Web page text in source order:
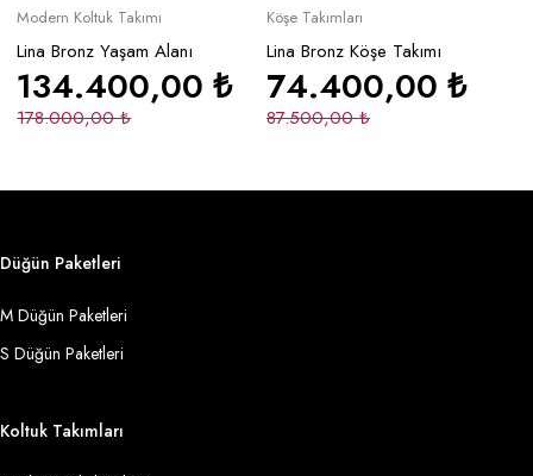
Modern Koltuk Takımı
Lina Bronz Yaşam Alanı
178.000,00₺
134.400,00₺
Köşe Takımları
Lina Bronz Köşe Takımı
87.500,00₺
74.400,00₺
Düğün Paketleri
M Düğün Paketleri
S Düğün Paketleri
Koltuk Takımları